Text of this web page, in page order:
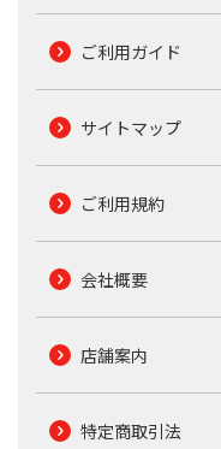
ご利用ガイド
サイトマップ
ご利用規約
会社概要
店舗案内
特定商取引法